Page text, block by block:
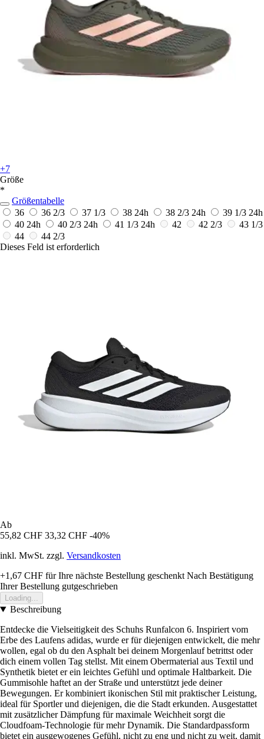
+7
Größe
*
Größentabelle
36
36 2/3 37 1/3 38 24h 38 2/3 24h 39 1/3 24h
40 24h 40 2/3 24h 41 1/3 24h 42 42 2/3
43 1/3
44
44 2/3
Dieses Feld ist erforderlich
Ab
55,82 CHF 33,32 CHF -40%
inkl. MwSt. zzgl. Versandkosten
+1,67 CHF für Ihre nächste Bestellung geschenkt Nach Bestätigung
Ihrer Bestellung gutgeschrieben
Loading...
Beschreibung
Entdecke die Vielseitigkeit des Schuhs Runfalcon 6. Inspiriert vom
Erbe des Laufens adidas, wurde er für diejenigen entwickelt, die mehr
wollen, egal ob du den Asphalt bei deinem Morgenlauf betrittst oder
dich einem vollen Tag stellst. Mit einem Obermaterial aus Textil und
Synthetik bietet er ein leichtes Gefühl und optimale Haltbarkeit. Die
Gummisohle haftet an der Straße und unterstützt jede deiner
Bewegungen. Er kombiniert ikonischen Stil mit praktischer Leistung,
ideal für Sportler und diejenigen, die die Stadt erkunden. Ausgestattet
mit zusätzlicher Dämpfung für maximale Weichheit sorgt die
Cloudfoam-Technologie für mehr Dynamik. Die Standardpassform
bietet ein ausgewogenes Gefühl, nicht zu eng und nicht zu weit, damit